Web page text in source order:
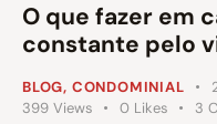
O que fazer em
constante pelo
BLOG, CONDOMINIAL
399 Views 0 Likes 3